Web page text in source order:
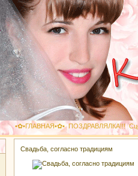
•✿•ГЛАВНАЯ•✿•|ПОЗДРАВЛЯЛКА!!!|
Свадьба, согласно традициям